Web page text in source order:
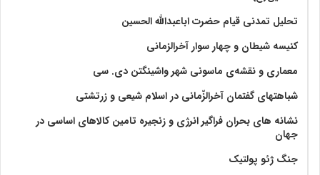
تحلیل تمدنی قیام حضرت اباعبدالله الحسین
کنیسه شیطان و چهار سوار آخرالزمانی
معماری و نقشه‌ی ماسونی شهر واشينگتن دی. سی
شباهتهای گفتمان آخر‌الزّمانی در اسلام شیعی و زرتشتی
نشانه های بحران فراگیر انرژی و زنجیره تامین کالاهای اساسی در
جهان
جنگ ژئو پولتیک